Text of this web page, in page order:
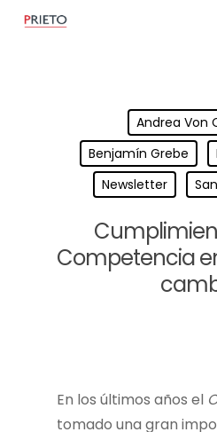
Andrea Von
Benjamín Grebe
Newsletter
Competencia
En los últimos años el
tomado una gran